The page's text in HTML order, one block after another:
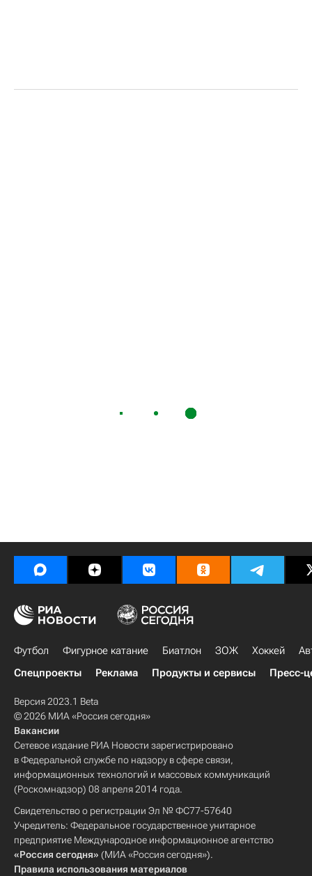
Футбол Фигурное катание Биатлон ЗОЖ Хоккей
Спецпроекты
Реклама Продукты и сервисы Пресс-
Версия 2023.1 Beta
© 2026 МИА «Россия сегодня»
Вакансии
Сетевое издание РИА Новости зарегистрировано
в Федеральной службе по надзору в сфере связи,
информационных технологий и массовых коммуникаций
(Роскомнадзор) 08 апреля 2014 года.
Свидетельство о регистрации Эл № ФС77-57640
Учредитель: Федеральное государственное унитарное
предприятие Международное информационное агентство
«Россия сегодня» (МИА «Россия сегодня»).
Правила использования материалов